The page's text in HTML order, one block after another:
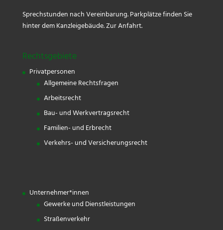
Sprechstunden nach Vereinbarung. Parkplätze finden Sie
hinter dem Kanzleigebäude.Zur Anfahrt.
Rechtsgebiete
Privatpersonen
Allgemeine Rechtsfragen
Arbeitsrecht
Bau- und Werkvertragsrecht
Familien- und Erbrecht
Verkehrs- und Versicherungsrecht
Unternehmer*innen
Gewerke und Dienstleistungen
Straßenverkehr